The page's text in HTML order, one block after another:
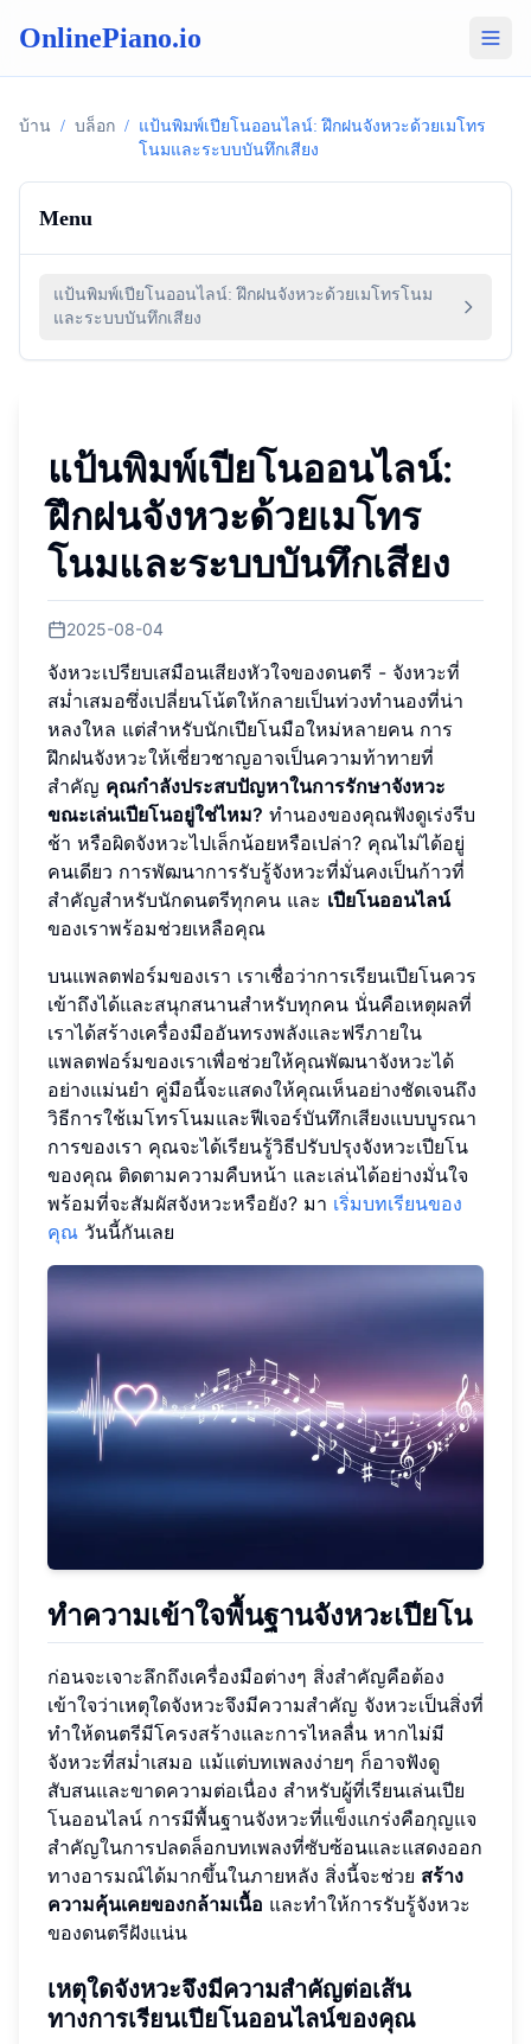
OnlinePiano.io
บ้าน / บล็อก / แป้นพิมพ์เปียโนออนไลน์: ฝึกฝนจังหวะด้วยเมโทร
โนมและระบบบันทึกเสียง
Menu
แป้นพิมพ์เปียโนออนไลน์: ฝึกฝนจังหวะด้วยเมโทรโนม
และระบบบันทึกเสียง
แป้นพิมพ์เปียโนออนไลน์:
ฝึกฝนจังหวะด้วยเมโทร
โนมและระบบบันทึกเสียง
2025-08-04
จังหวะเปรียบเสมือนเสียงหัวใจของดนตรี - จังหวะที่
สม่ำเสมอซึ่งเปลี่ยนโน้ตให้กลายเป็นท่วงทำนองที่น่า
หลงใหล แต่สำหรับนักเปียโนมือใหม่หลายคน การ
ฝึกฝนจังหวะให้เชี่ยวชาญอาจเป็นความท้าทายที่
สำคัญ คุณกำลังประสบปัญหาในการรักษาจังหวะ
ขณะเล่นเปียโนอยู่ใช่ไหม? ทำนองของคุณฟังดูเร่งรีบ
ช้า หรือผิดจังหวะไปเล็กน้อยหรือเปล่า? คุณไม่ได้อยู่
คนเดียว การพัฒนาการรับรู้จังหวะที่มั่นคงเป็นก้าวที่
สำคัญสำหรับนักดนตรีทุกคน และ เปียโนออนไลน์
ของเราพร้อมช่วยเหลือคุณ
บนแพลตฟอร์มของเรา เราเชื่อว่าการเรียนเปียโนควร
เข้าถึงได้และสนุกสนานสำหรับทุกคน นั่นคือเหตุผลที่
เราได้สร้างเครื่องมืออันทรงพลังและฟรีภายใน
แพลตฟอร์มของเราเพื่อช่วยให้คุณพัฒนาจังหวะได้
อย่างแม่นยำ คู่มือนี้จะแสดงให้คุณเห็นอย่างชัดเจนถึง
วิธีการใช้เมโทรโนมและฟีเจอร์บันทึกเสียงแบบบูรณา
การของเรา คุณจะได้เรียนรู้วิธีปรับปรุงจังหวะเปียโน
ของคุณ ติดตามความคืบหน้า และเล่นได้อย่างมั่นใจ
พร้อมที่จะสัมผัสจังหวะหรือยัง? มา เริ่มบทเรียนของ
คุณ วันนี้กันเลย
ทำความเข้าใจพื้นฐานจังหวะเปียโน
ก่อนจะเจาะลึกถึงเครื่องมือต่างๆ สิ่งสำคัญคือต้อง
เข้าใจว่าเหตุใดจังหวะจึงมีความสำคัญ จังหวะเป็นสิ่งที่
ทำให้ดนตรีมีโครงสร้างและการไหลลื่น หากไม่มี
จังหวะที่สม่ำเสมอ แม้แต่บทเพลงง่ายๆ ก็อาจฟังดู
สับสนและขาดความต่อเนื่อง สำหรับผู้ที่เรียนเล่นเปีย
โนออนไลน์ การมีพื้นฐานจังหวะที่แข็งแกร่งคือกุญแจ
สำคัญในการปลดล็อกบทเพลงที่ซับซ้อนและแสดงออก
ทางอารมณ์ได้มากขึ้นในภายหลัง สิ่งนี้จะช่วย สร้าง
ความคุ้นเคยของกล้ามเนื้อ และทำให้การรับรู้จังหวะ
ของดนตรีฝังแน่น
เหตุใดจังหวะจึงมีความสำคัญต่อเส้น
ทางการเรียนเปียโนออนไลน์ของคุณ